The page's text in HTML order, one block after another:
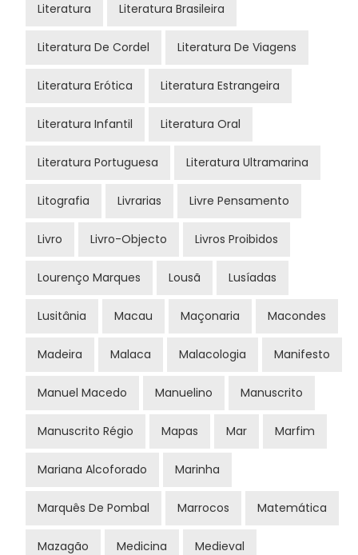
Literatura Literatura Brasileira
Literatura De Cordel Literatura De Viagens
Literatura Erótica Literatura Estrangeira
Literatura Infantil Literatura Oral
Literatura Portuguesa Literatura Ultramarina
Litografia Livrarias Livre Pensamento
Livro Livro-Objecto Livros Proibidos
Lourenço Marques Lousã Lusíadas
Lusitânia Macau Maçonaria Macondes
Madeira Malaca Malacologia Manifesto
Manuel Macedo Manuelino Manuscrito
Manuscrito Régio Mapas Mar Marfim
Mariana Alcoforado Marinha
Marquês De Pombal Marrocos Matemática
Mazagão Medicina Medieval